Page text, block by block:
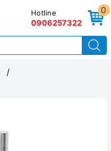
0
Hotline
0906257322